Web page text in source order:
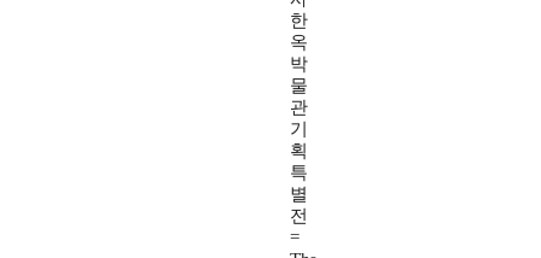
한
옥
박
물
관
기
획
특
별
전
=